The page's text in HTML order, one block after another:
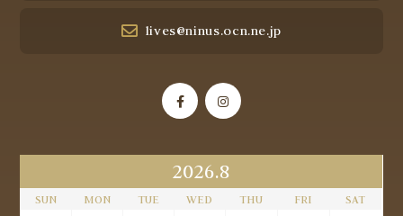
lives@ninus.ocn.ne.jp
2026.8
SUN MON TUE WED THU FRI SAT